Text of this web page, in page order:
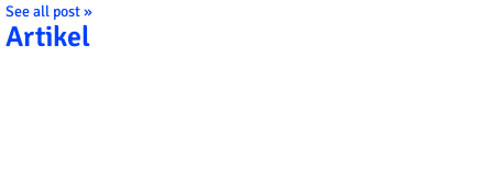
See all post »
Artikel